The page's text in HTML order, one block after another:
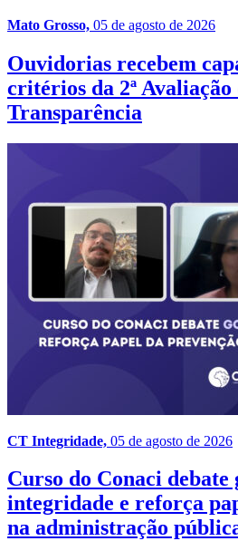
Mato Grosso, 05 de agosto de 2026
Ouvidorias recebem
critérios da 2ª
Transparência
CT Integridade, 05 de agosto de 2026
Curso do Conaci debate
integridade e reforça
na administração